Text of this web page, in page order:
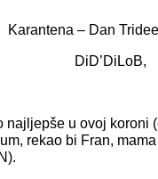
Karantena – Dan
DiD’DiLoB,
najljepše u ovoj koroni
rekao bi Fran,